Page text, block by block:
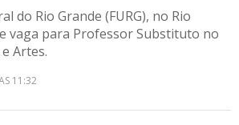
do Rio Grande (FURG), no Rio
vaga para Professor Substituto no
Artes.
11:32